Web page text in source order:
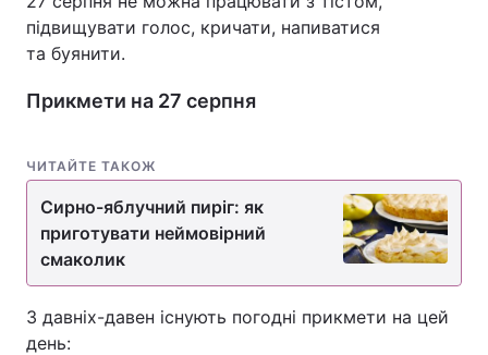
підвищувати голос, кричати, напиватися
та буянити.
Прикмети на 27 серпня
ЧИТАЙТЕ ТАКОЖ
Сирно-яблучний пиріг: як
приготувати неймовірний
смаколик
З давніх-давен існують погодні прикмети на цей
день: